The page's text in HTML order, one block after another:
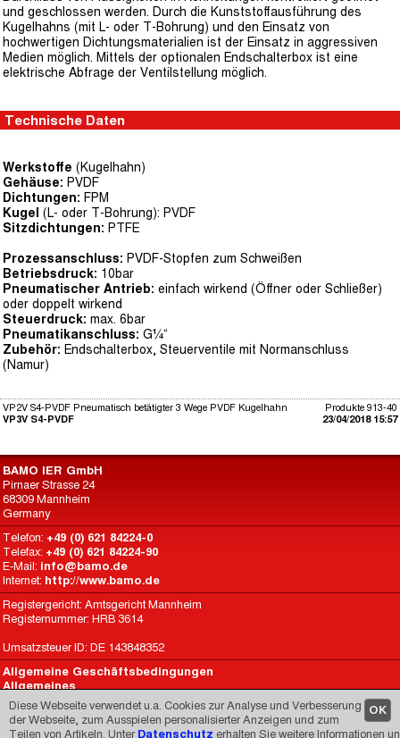
OK
Diese Webseite verwendet u.a. Cookies zur Analyse und Verbesserung
der Webseite, zum Ausspielen personalisierter Anzeigen und zum
Teilen von Artikeln. Unter Datenschutz erhalten Sie weitere Informationen
und geschlossen werden. Durch die Kunststoffausführung des
Kugelhahns (mit L- oder T-Bohrung) und den Einsatz von
hochwertigen Dichtungsmaterialien ist der Einsatz in aggressiven
Medien möglich. Mittels der optionalen Endschalterbox ist eine
elektrische Abfrage der Ventilstellung möglich.
Technische Daten
Werkstoffe (Kugelhahn)
Gehäuse: PVDF
Dichtungen: FPM
Kugel (L- oder T-Bohrung): PVDF
Sitzdichtungen: PTFE
Prozessanschluss: PVDF-Stopfen zum Schweißen
Betriebsdruck: 10bar
Pneumatischer Antrieb: einfach wirkend (Öffner oder Schließer)
oder doppelt wirkend
Steuerdruck: max. 6bar
Pneumatikanschluss: G¼“
Zubehör: Endschalterbox, Steuerventile mit Normanschluss
(Namur)
Produkte 913-40
23/04/2018 15:57
VP2V S4-PVDF Pneumatisch betätigter 3 Wege PVDF Kugelhahn
VP3V S4-PVDF
BAMO IER GmbH
Pirnaer Strasse 24
68309 Mannheim
Germany
Telefon: +49 (0) 621 84224-0
Telefax: +49 (0) 621 84224-90
E-Mail: info@bamo.de
Internet: http://www.bamo.de
Registergericht: Amtsgericht Mannheim
Registernummer: HRB 3614
Umsatzsteuer ID: DE 143848352
Allgemeine Geschäftsbedingungen
Allgemeines
Datenschutz
BAMO International